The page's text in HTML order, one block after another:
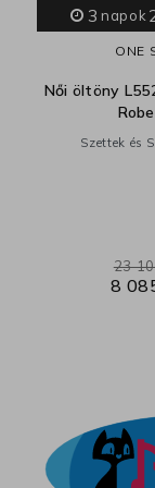
3 napok
ONE
Női öltöny
Szettek és
8
23